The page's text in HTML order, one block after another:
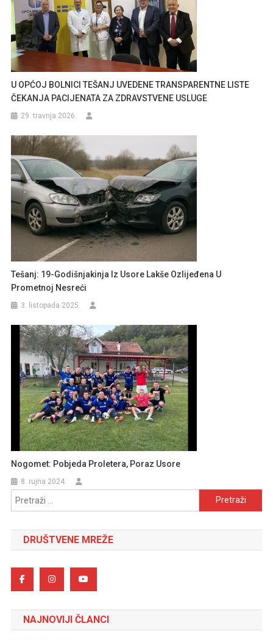
U OPĆOJ BOLNICI TEŠANJ UVEDENE TRANSPARENTNE LISTE
ČEKANJA PACIJENATA ZA ZDRAVSTVENE USLUGE
29. travnja 2026.
Tešanj: 19-Godišnjakinja Iz Usore Lakše Ozlijeđena U
Prometnoj Nesreći
3. listopada 2025.
Nogomet: Pobjeda Proletera, Poraz Usore
8. rujna 2024.
Pretraži:
DRUŠTVENE MREŽE
NAJNOVIJI ČLANCI